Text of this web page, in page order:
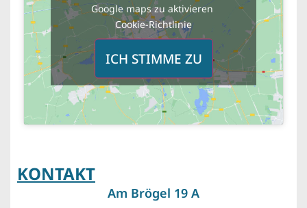
Google maps zu aktivieren
Cookie-Richtlinie
ICH STIMME ZU
KONTAKT
Am Brögel 19 A